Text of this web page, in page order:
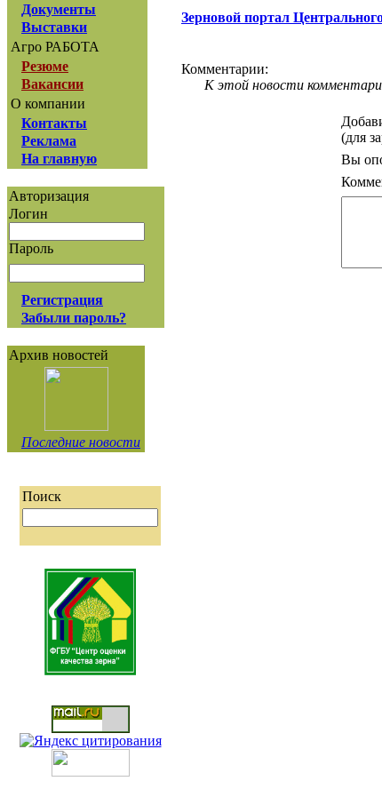
Документы
Выставки
Агро РАБОТА
Резюме
Вакансии
О компании
Контакты
Реклама
На главную
Авторизация
Логин
Пароль
Регистрация
Забыли пароль?
Архив новостей
Последние новости
Поиск
Зерновой портал
Комментарии:
К этой новости
(для
Вы